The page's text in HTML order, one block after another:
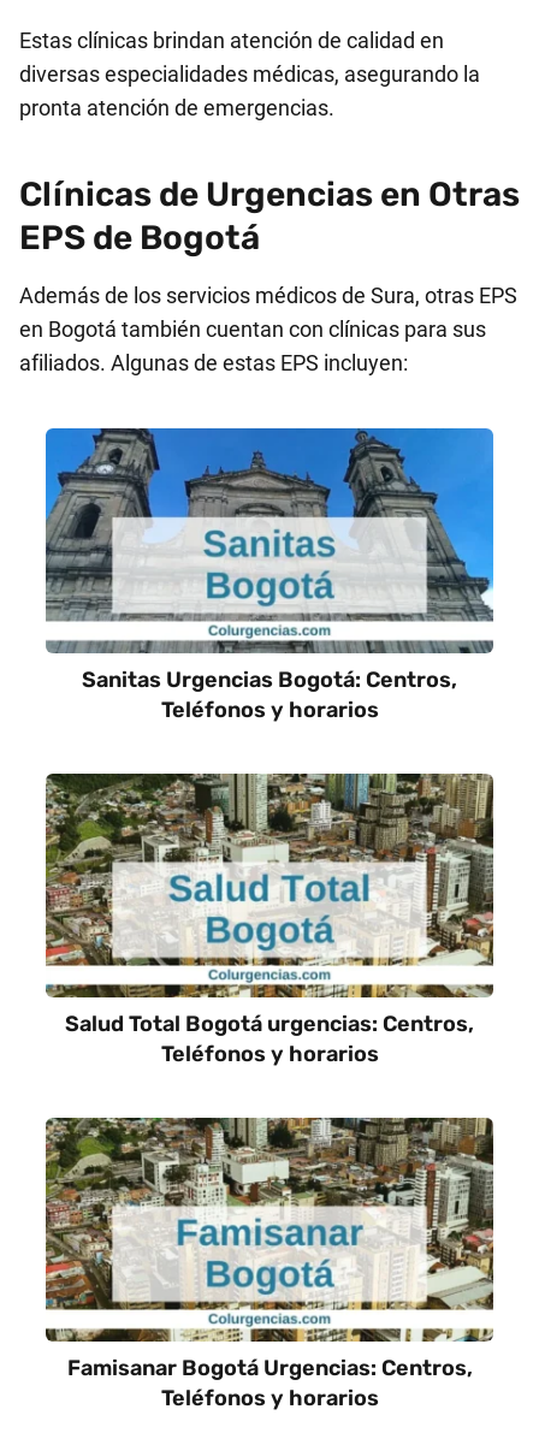
Estas clínicas brindan atención de calidad en
diversas especialidades médicas, asegurando la
pronta atención de emergencias.
Clínicas de Urgencias en Otras
EPS de Bogotá
Además de los servicios médicos de Sura, otras EPS
en Bogotá también cuentan con clínicas para sus
afiliados. Algunas de estas EPS incluyen:
Sanitas Urgencias Bogotá: Centros,
Teléfonos y horarios
Salud Total Bogotá urgencias: Centros,
Teléfonos y horarios
Famisanar Bogotá Urgencias: Centros,
Teléfonos y horarios